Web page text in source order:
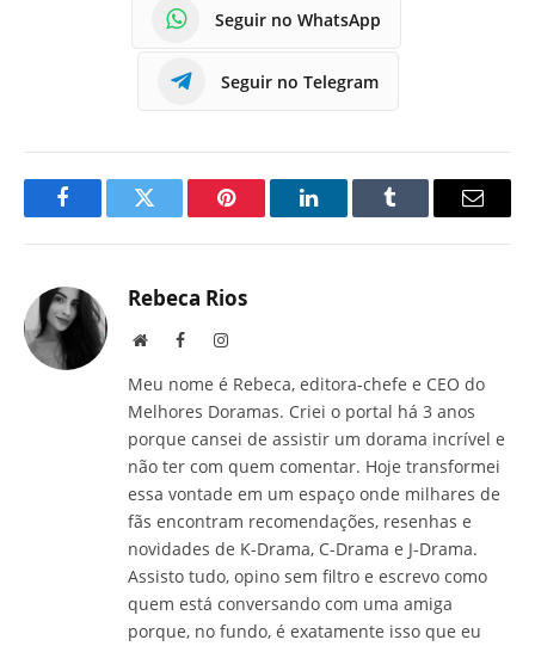
Seguir no WhatsApp
Seguir no Telegram
FacebookTwitter Pinterest LinkedInTumblr
E-
Rebeca Rios
Site FacebookInstagram
Meu nome é Rebeca, editora-chefe e CEO do
Melhores Doramas. Criei o portal há 3 anos
porque cansei de assistir um dorama incrível e
não ter com quem comentar. Hoje transformei
essa vontade em um espaço onde milhares de
fãs encontram recomendações, resenhas e
novidades de K-Drama, C-Drama e J-Drama.
Assisto tudo, opino sem filtro e escrevo como
quem está conversando com uma amiga
porque, no fundo, é exatamente isso que eu